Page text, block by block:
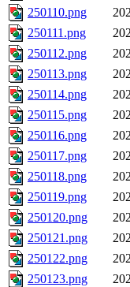
250110.png
250111.png
250112.png
250113.png
250114.png
250115.png
250116.png
250117.png
250118.png
250119.png
250120.png
250121.png
250122.png
250123.png